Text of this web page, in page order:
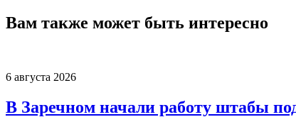
Вам также может быть интересно
6 августа 2026
В Заречном начали работу штабы